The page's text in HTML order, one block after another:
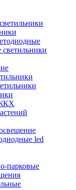
led
парковые